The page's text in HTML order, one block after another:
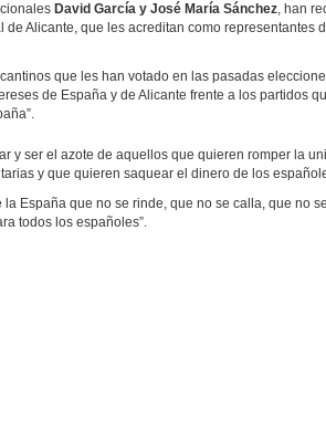
David García y José María Sánchez, han
Alicante, que les acreditan como representantes
que les han votado en las pasadas
de España y de Alicante frente a los partidos
y ser el azote de aquellos que quieren romper la
y que quieren saquear el dinero de los
España que no se rinde, que no se calla, que no
todos los españoles”.